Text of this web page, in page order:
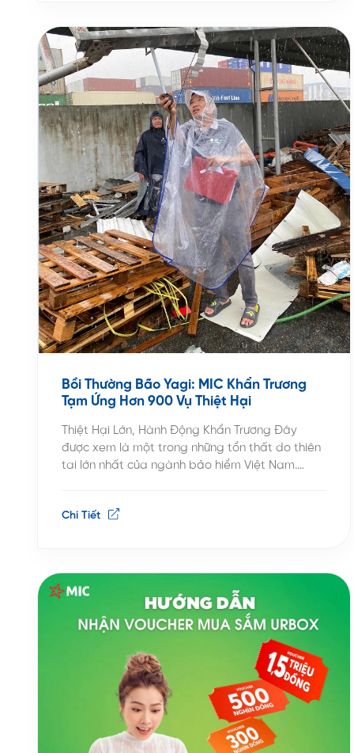
Bồi Thường Bão Yagi: MIC Khẩn Trương
Tạm Ứng Hơn 900 Vụ Thiệt Hại
Thiệt Hại Lớn, Hành Động Khẩn Trương Đây
được xem là một trong những tổn thất do thiên
tai lớn nhất của ngành bảo hiểm Việt Nam.
nghiệp vụ tài sản, xe cơ giới và […]
Chi Tiết